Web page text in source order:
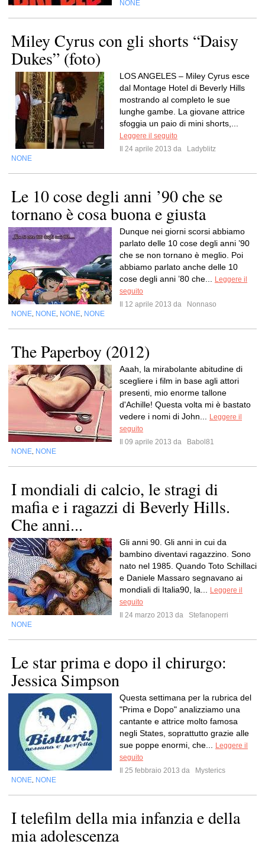
NONE
Miley Cyrus con gli shorts “Daisy
Dukes” (foto)
LOS ANGELES – Miley Cyrus esce
dal Montage Hotel di Beverly Hills
mostrando al completo le sue
lunghe gambe. La giovane attrice
sfoggia un paio di mini shorts,...
Leggere il seguito
Il 24 aprile 2013 da
Ladyblitz
NONE
Le 10 cose degli anni ’90 che se
tornano è cosa buona e giusta
Dunque nei giorni scorsi abbiamo
parlato delle 10 cose degli anni ’90
che se non tornano è meglio. Poi
abbiamo parlato anche delle 10
cose degli anni ’80 che...
Leggere il
seguito
Il 12 aprile 2013 da
Nonnaso
NONE NONE NONE NONE
The Paperboy (2012)
Aaah, la mirabolante abitudine di
scegliere i film in base agli attori
presenti, mio enorme tallone
d'Achille! Questa volta mi è bastato
vedere i nomi di John...
Leggere il
seguito
Il 09 aprile 2013 da
Babol81
NONE NONE
I mondiali di calcio, le stragi di
mafia e i ragazzi di Beverly Hills.
Che anni...
Gli anni 90. Gli anni in cui da
bambino diventavi ragazzino. Sono
nato nel 1985. Quando Toto Schillaci
e Daniele Massaro segnavano ai
mondiali di Italia90, la...
Leggere il
seguito
Il 24 marzo 2013 da
Stefanoperri
NONE
Le star prima e dopo il chirurgo:
Jessica Simpson
Questa settimana per la rubrica del
"Prima e Dopo" analizziamo una
cantante e attrice molto famosa
negli States, soprattutto grazie alle
sue poppe enormi, che...
Leggere il
seguito
Il 25 febbraio 2013 da
Mysterics
NONE NONE
I telefilm della mia infanzia e della
mia adolescenza